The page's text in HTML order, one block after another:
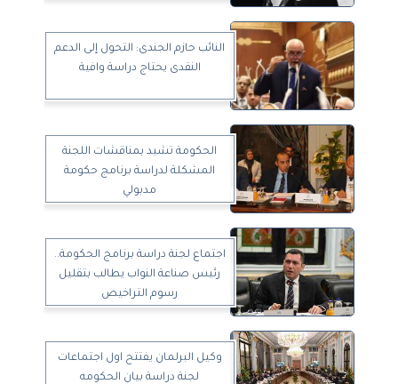
النائب حازم الجندى: التحول إلى الدعم
النقدى يحتاج دراسة وافية
الحكومة تشيد بمناقشات اللجنة
المشكلة لدراسة برنامج حكومة
مدبولي
اجتماع لجنة دراسة برنامج الحكومة..
رئيس صناعة النواب يطالب بتقليل
رسوم التراخيص
وكيل البرلمان يفتتح اول اجتماعات
لجنة دراسة بيان الحكومه